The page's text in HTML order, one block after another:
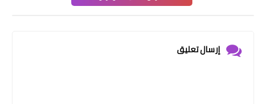
إرسال تعليق